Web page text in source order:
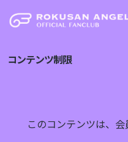
コンテンツ制限
このコンテンツは、会